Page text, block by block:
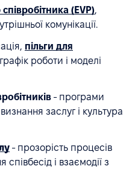
(EVP),
комунікації.
пільги для
роботи і моделі
- програми
заслуг і культура
- прозорість процесів
і взаємодії з